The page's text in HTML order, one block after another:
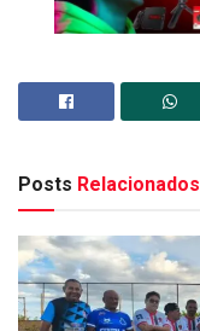
Posts Relacionados